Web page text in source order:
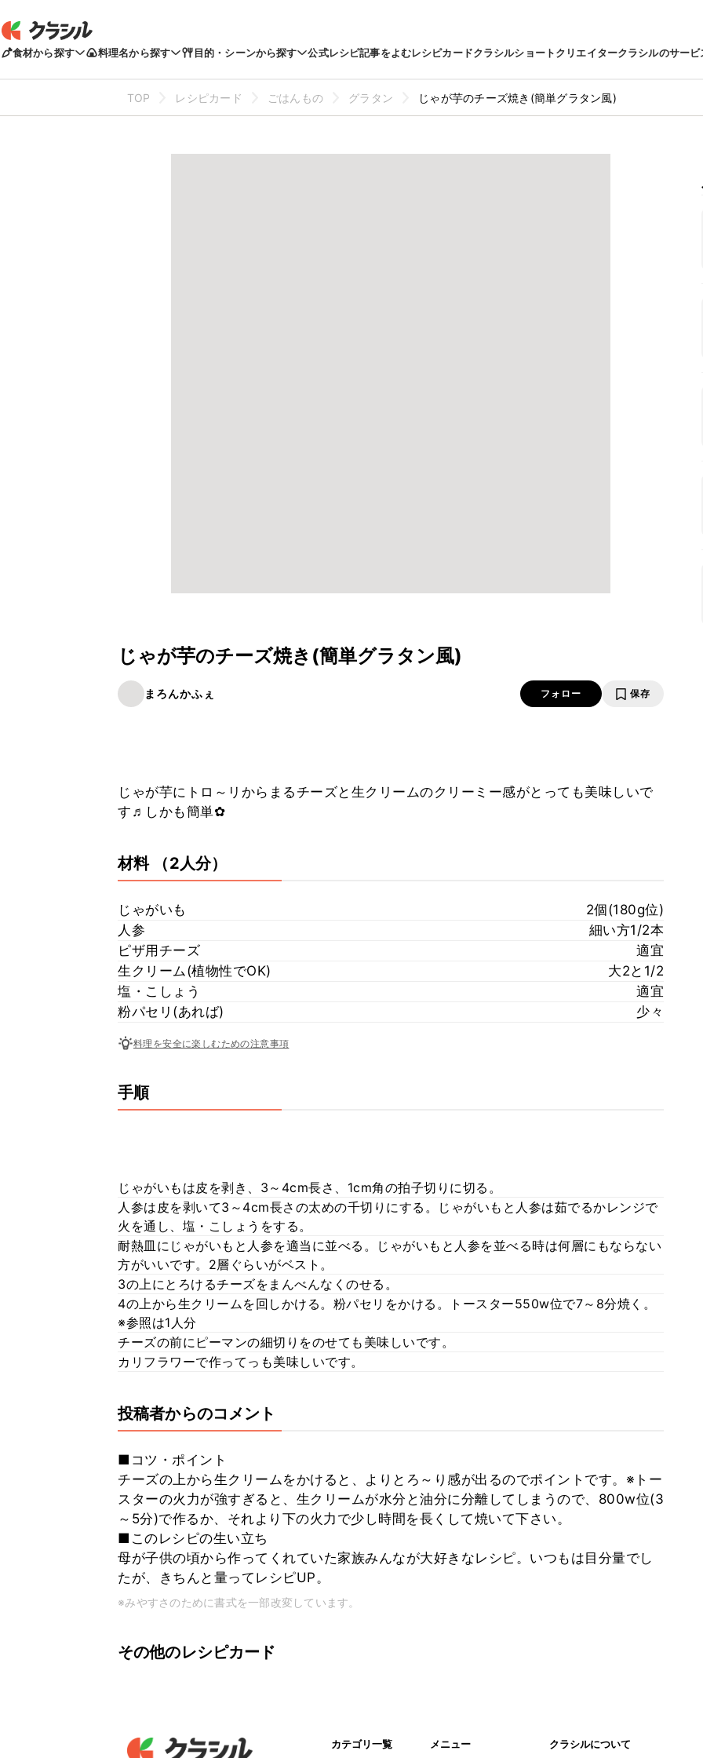
食材から探す 料理名から探す 目的・シーンから探す 公式レシピ記事をよむレシピカードクラシルショートクリエイタークラシルのサービ
TOP レシピカード ごはんもの グラタン じゃが芋のチーズ焼き(簡単グラタン風)
じゃが芋のチーズ焼き(簡単グラタン風)
まろんかふぇ フォロー 保存
じゃが芋にトロ～リからまるチーズと生クリームのクリーミー感がとっても美味しいで
す♬しかも簡単✿
材料 （2人分）
じゃがいも
2個(180g位)
人参
細い方1/2本
ピザ用チーズ
適宜
生クリーム(植物性でOK)
大2と1/2
塩・こしょう
適宜
粉パセリ(あれば)
少々
料理を安全に楽しむための注意事項
手順
じゃがいもは皮を剥き、3～4cm長さ、1cm角の拍子切りに切る。
人参は皮を剥いて3～4cm長さの太めの千切りにする。じゃがいもと人参は茹でるかレンジで
火を通し、塩・こしょうをする。
耐熱皿にじゃがいもと人参を適当に並べる。じゃがいもと人参を並べる時は何層にもならない
方がいいです。2層ぐらいがベスト。
3の上にとろけるチーズをまんべんなくのせる。
4の上から生クリームを回しかける。粉パセリをかける。トースター550w位で7～8分焼く。
※参照は1人分
チーズの前にピーマンの細切りをのせても美味しいです。
カリフラワーで作ってっも美味しいです。
投稿者からのコメント
■コツ・ポイント
チーズの上から生クリームをかけると、よりとろ～り感が出るのでポイントです。※トー
スターの火力が強すぎると、生クリームが水分と油分に分離してしまうので、800w位(3
～5分)で作るか、それより下の火力で少し時間を長くして焼いて下さい。
■このレシピの生い立ち
母が子供の頃から作ってくれていた家族みんなが大好きなレシピ。いつもは目分量でし
たが、きちんと量ってレシピUP。
※みやすさのために書式を一部改変しています。
その他のレシピカード
カテゴリ一覧 メニュー クラシルについて